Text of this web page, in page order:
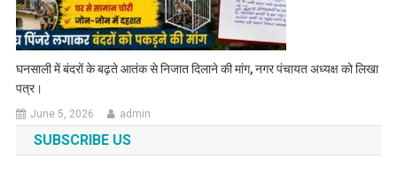
घनसाली में बंदरों के बढ़ते आतंक से निजात दिलाने की मांग, नगर पंचायत अध्यक्ष को लिखा
पत्र।
June 5, 2026 admin
SUBSCRIBE US